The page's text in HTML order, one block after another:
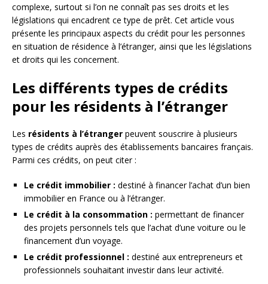
complexe, surtout si l’on ne connaît pas ses droits et les
législations qui encadrent ce type de prêt. Cet article vous
présente les principaux aspects du crédit pour les personnes
en situation de résidence à l’étranger, ainsi que les législations
et droits qui les concernent.
Les différents types de crédits
pour les résidents à l’étranger
Les résidents à l’étranger peuvent souscrire à plusieurs
types de crédits auprès des établissements bancaires français.
Parmi ces crédits, on peut citer :
Le crédit immobilier : destiné à financer l’achat d’un bien
immobilier en France ou à l’étranger.
Le crédit à la consommation : permettant de financer
des projets personnels tels que l’achat d’une voiture ou le
financement d’un voyage.
Le crédit professionnel : destiné aux entrepreneurs et
professionnels souhaitant investir dans leur activité.